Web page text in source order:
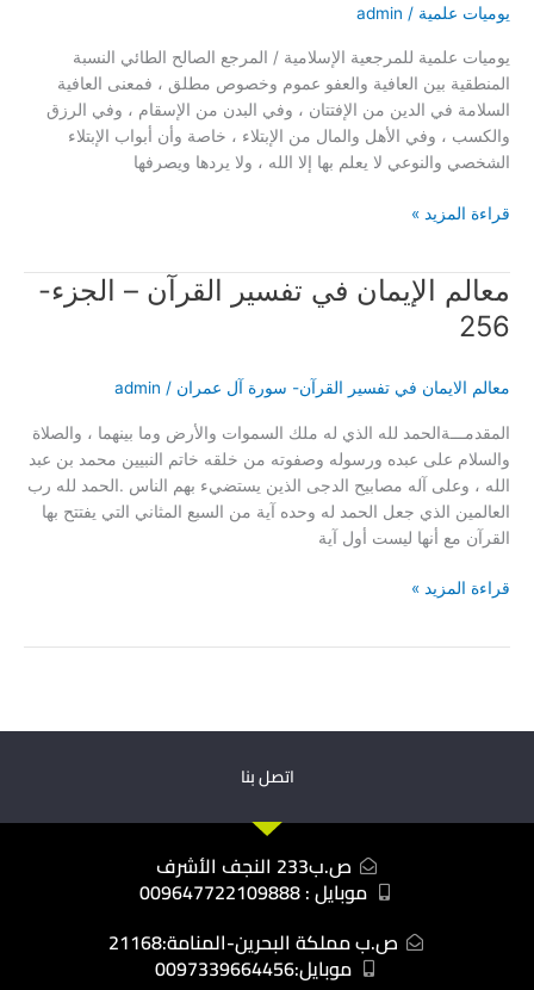
يوميات علمية /
admin
يوميات علمية للمرجعية الإسلامية / المرجع الصالح الطائي النسبة
المنطقية بين العافية والعفو عموم وخصوص مطلق ، فمعنى العافية
السلامة في الدين من الإفتتان ، وفي البدن من الإسقام ، وفي الرزق
والكسب ، وفي الأهل والمال من الإبتلاء ، خاصة وأن أبواب الإبتلاء
الشخصي والنوعي لا يعلم بها إلا الله ، ولا يردها ويصرفها
قراءة المزيد »
معالم الإيمان في تفسير القرآن – الجزء-
256
معالم الايمان في تفسير القرآن- سورة آل عمران /
admin
المقدمـــةالحمد لله الذي له ملك السموات والأرض وما بينهما ، والصلاة
والسلام على عبده ورسوله وصفوته من خلقه خاتم النبيين محمد بن عبد
الله ، وعلى آله مصابيح الدجى الذين يستضيء بهم الناس .الحمد لله رب
العالمين الذي جعل الحمد له وحده آية من السبع المثاني التي يفتتح بها
القرآن مع أنها ليست أول آية
معالم
الإيمان
في
القرآن
الجزء-
256
قراءة المزيد »
اتصل بنا
ص.ب233 النجف الأشرف
موبايل : 009647722109888
ص.ب مملكة البحرين-المنامة:21168
موبايل:0097339664456